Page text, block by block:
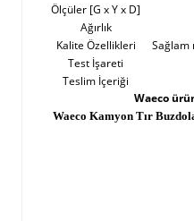
Ölçüler [G x Y x D]
Ağırlık
Kalite Özellikleri
Sağlam
Test İşareti
Teslim İçeriği
Waeco
Waeco Kamyon Tır